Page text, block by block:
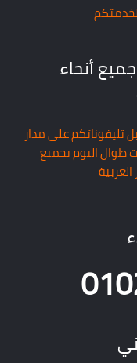
أنحاء
تليفوناتكم على مدار
طوال اليوم بجميع